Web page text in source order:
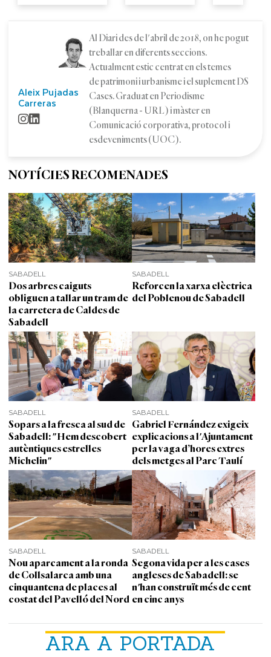
ARA A PORTADA
Aleix Pujadas
Carreras
Al Diari des de l'abril de 2018, on he pogut
treballar en diferents seccions.
Actualment estic centrat en els temes
de patrimoni i urbanisme i el suplement DS
Cases. Graduat en Periodisme
(Blanquerna - URL) i màster en
Comunicació corporativa, protocol i
esdeveniments (UOC).
NOTÍCIES RECOMENADES
SABADELL
Dos arbres caiguts
obliguen a tallar un tram de
la carretera de Caldes de
Sabadell
SABADELL
Reforcen la xarxa elèctrica
del Poblenou de Sabadell
SABADELL
Sopars a la fresca al sud de
Sabadell: "Hem descobert
autèntiques estrelles
Michelin"
SABADELL
Gabriel Fernández exigeix
explicacions a l'Ajuntament
per la vaga d’hores extres
dels metges al Parc Taulí
SABADELL
Nou aparcament a la ronda
de Collsalarca amb una
cinquantena de places al
costat del Pavelló del Nord
SABADELL
Segona vida per a les cases
angleses de Sabadell: se
n'han construït més de cent
en cinc anys